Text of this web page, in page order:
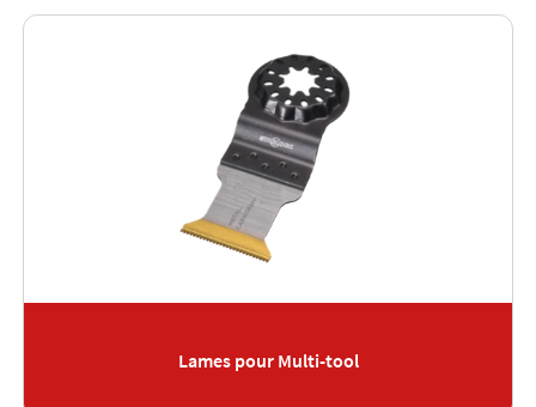
Lames pour Multi-tool